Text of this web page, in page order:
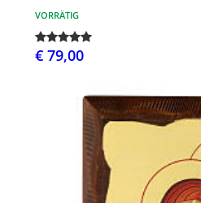
VORRÄTIG
€ 79,00